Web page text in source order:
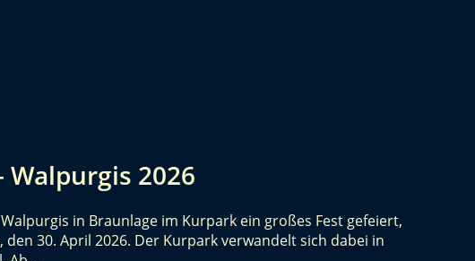
Walpurgis 2026
in Braunlage im Kurpark ein großes Fest gefeiert,
den 30. April 2026. Der Kurpark verwandelt sich dabei in